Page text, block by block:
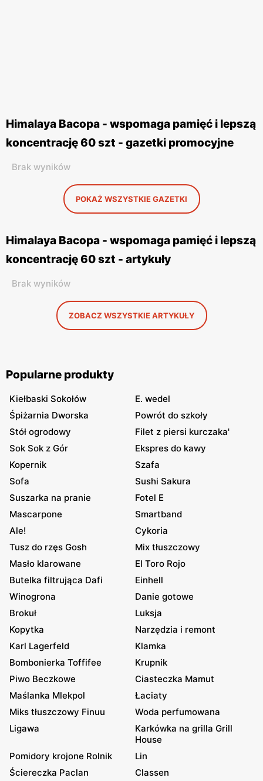
Himalaya Bacopa - wspomaga pamięć i lepszą
koncentrację 60 szt - gazetki promocyjne
Brak wyników
POKAŻ WSZYSTKIE GAZETKI
Himalaya Bacopa - wspomaga pamięć i lepszą
koncentrację 60 szt - artykuły
Brak wyników
ZOBACZ WSZYSTKIE ARTYKUŁY
Popularne produkty
Kiełbaski Sokołów
E. wedel
Śpiżarnia Dworska
Powrót do szkoły
Stół ogrodowy
Filet z piersi kurczaka'
Sok Sok z Gór
Ekspres do kawy
Kopernik
Szafa
Sofa
Sushi Sakura
Suszarka na pranie
Fotel E
Mascarpone
Smartband
Ale!
Cykoria
Tusz do rzęs Gosh
Mix tłuszczowy
Masło klarowane
El Toro Rojo
Butelka filtrująca Dafi
Einhell
Winogrona
Danie gotowe
Brokuł
Luksja
Kopytka
Narzędzia i remont
Karl Lagerfeld
Klamka
Bombonierka Toffifee
Krupnik
Piwo Beczkowe
Ciasteczka Mamut
Maślanka Mlekpol
Łaciaty
Miks tłuszczowy Finuu
Woda perfumowana
Ligawa
Karkówka na grilla Grill
House
Pomidory krojone Rolnik
Lin
Ściereczka Paclan
Classen